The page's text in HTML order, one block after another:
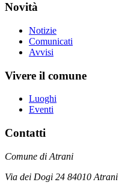
Novità
Notizie
Comunicati
Avvisi
Vivere il comune
Luoghi
Eventi
Contatti
Comune di Atrani
Via dei Dogi 24 84010 Atrani